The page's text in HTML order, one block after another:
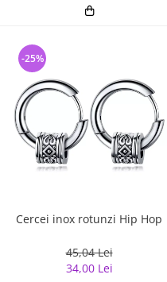
Cercei inox rotunzi Hip Hop
45,04 Lei
34,00 Lei
-25%